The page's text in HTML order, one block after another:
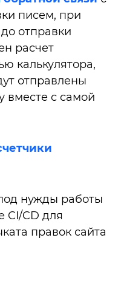
писем, при
отправки
расчет
калькулятора,
отправлены
вместе с самой
нужды работы
CI/CD для
правок сайта